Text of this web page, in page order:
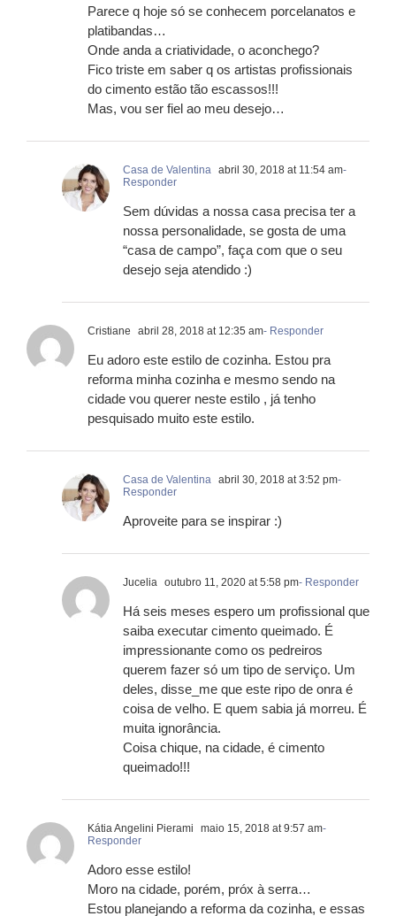
Parece q hoje só se conhecem porcelanatos e
platibandas…
Onde anda a criatividade, o aconchego?
Fico triste em saber q os artistas profissionais
do cimento estão tão escassos!!!
Mas, vou ser fiel ao meu desejo…
Casa de Valentina abril 30, 2018 at 11:54 am-
Responder
Sem dúvidas a nossa casa precisa ter a
nossa personalidade, se gosta de uma
“casa de campo”, faça com que o seu
desejo seja atendido :)
Cristiane abril 28, 2018 at 12:35 am- Responder
Eu adoro este estilo de cozinha. Estou pra
reforma minha cozinha e mesmo sendo na
cidade vou querer neste estilo , já tenho
pesquisado muito este estilo.
Casa de Valentina abril 30, 2018 at 3:52 pm-
Responder
Aproveite para se inspirar :)
Jucelia outubro 11, 2020 at 5:58 pm- Responder
Há seis meses espero um profissional que
saiba executar cimento queimado. É
impressionante como os pedreiros
querem fazer só um tipo de serviço. Um
deles, disse_me que este ripo de onra é
coisa de velho. E quem sabia já morreu. É
muita ignorância.
Coisa chique, na cidade, é cimento
queimado!!!
Kátia Angelini Pierami maio 15, 2018 at 9:57 am-
Responder
Adoro esse estilo!
Moro na cidade, porém, próx à serra…
Estou planejando a reforma da cozinha, e essas